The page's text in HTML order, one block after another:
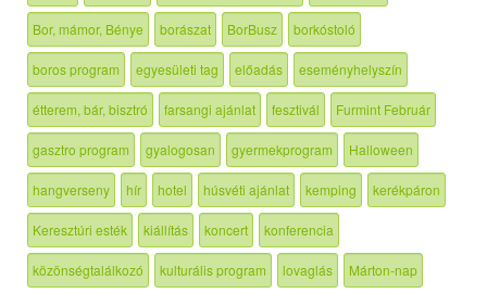
Bor, mámor, Bénye borászat BorBusz borkóstoló
boros program egyesületi tag előadás eseményhelyszín
étterem, bár, bisztró farsangi ajánlat fesztivál Furmint Február
gasztro program gyalogosan gyermekprogram Halloween
hangverseny hír hotel húsvéti ajánlat kemping kerékpáron
Keresztúri esték kiállítás koncert konferencia
közönségtalálkozó kulturális program lovaglás Márton-nap